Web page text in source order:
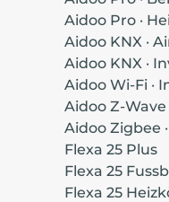
Aidoo Pro ·
Aidoo KNX ·
Aidoo KNX ·
Aidoo Wi-Fi ·
Aidoo Z-Wave
Aidoo Zigbee
Flexa 25 Plus
Flexa 25
Flexa 25